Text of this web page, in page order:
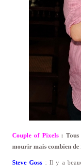
Couple of Pixels: Tous
mourir mais combien de
Steve Goss : Il y a